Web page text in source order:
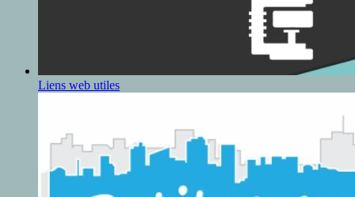
Liens web utiles